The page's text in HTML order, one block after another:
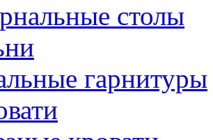
столы
гарнитуры